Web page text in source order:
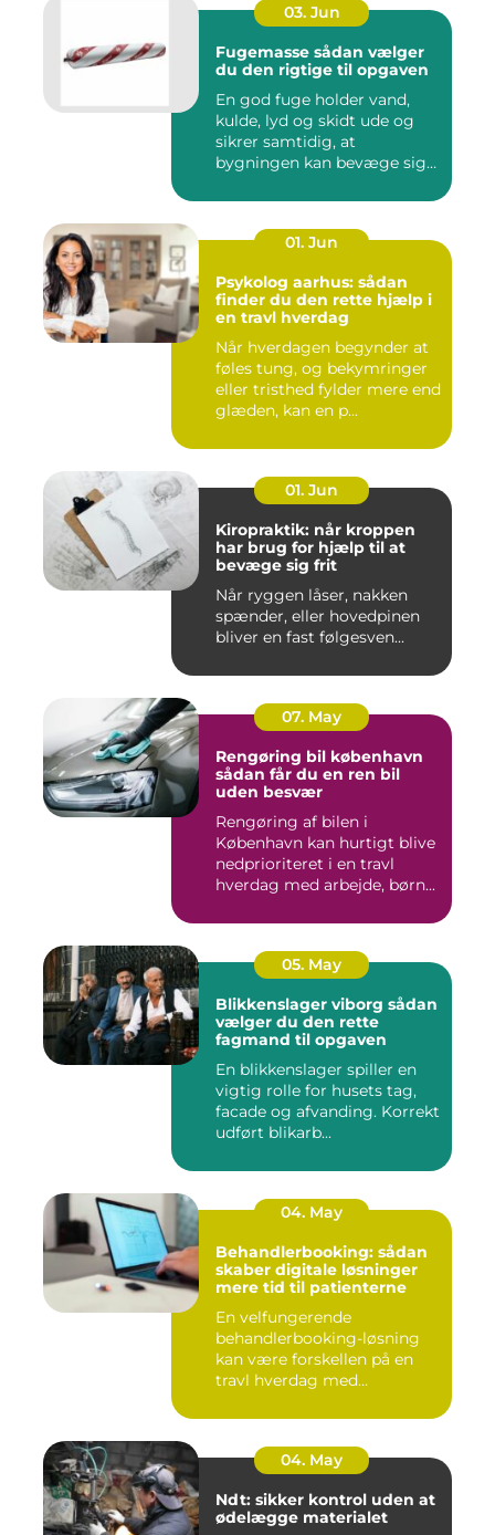
03. Jun
Fugemasse sådan vælger
du den rigtige til opgaven
En god fuge holder vand,
kulde, lyd og skidt ude og
sikrer samtidig, at
bygningen kan bevæge sig
01. Jun
Psykolog aarhus: sådan
finder du den rette hjælp i
en travl hverdag
Når hverdagen begynder at
føles tung, og bekymringer
eller tristhed fylder mere end
glæden, kan en p...
01. Jun
Kiropraktik: når kroppen
har brug for hjælp til at
bevæge sig frit
Når ryggen låser, nakken
spænder, eller hovedpinen
bliver en fast følgesven...
07. May
Rengøring bil københavn
sådan får du en ren bil
uden besvær
Rengøring af bilen i
København kan hurtigt blive
nedprioriteret i en travl
hverdag med arbejde, børn...
05. May
Blikkenslager viborg sådan
vælger du den rette
fagmand til opgaven
En blikkenslager spiller en
vigtig rolle for husets tag,
facade og afvanding. Korrekt
udført blikarb...
04. May
Behandlerbooking: sådan
skaber digitale løsninger
mere tid til patienterne
En velfungerende
behandlerbooking-løsning
kan være forskellen på en
travl hverdag med
04. May
Ndt: sikker kontrol uden at
ødelægge materialet